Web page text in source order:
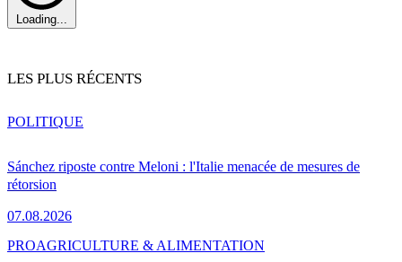
Loading...
LES PLUS RÉCENTS
Sánchez riposte contre Meloni : l'Italie menacée de mesures de
rétorsion
07.08.2026
POLITIQUE
PROAGRICULTURE & ALIMENTATION